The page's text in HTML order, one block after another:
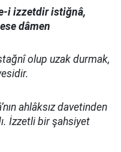
i izzetdir istiğnâ,
dâmen
olup uzak durmak,
ahlâksız davetinden
İzzetli bir şahsiyet